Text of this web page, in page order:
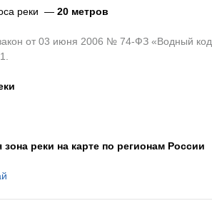
реки — 20 метров
от 03 июня 2006 № 74-ФЗ «Водный
реки на карте по регионам России